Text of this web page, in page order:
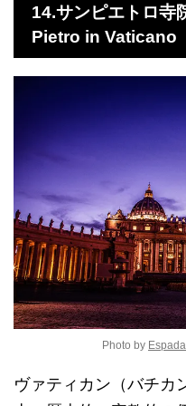
14.サンピエトロ
Pietro in Vaticano
Photo by
ヴァティカン（バチカ